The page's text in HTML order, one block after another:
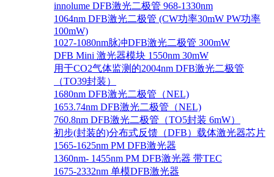
innolume DFB激光二极管 968-1330nm
1064nm DFB激光二极管 (CW功率30mW PW功率
100mW)
1027-1080nm脉冲DFB激光二极管 300mW
DFB Mini 激光器模块 1550nm 30mW
用于CO2气体监测的2004nm DFB激光二极管
（TO39封装）
1680nm DFB激光二极管（NEL)
1653.74nm DFB激光二极管（NEL)
760.8nm DFB激光二极管（TO5封装 6mW）
初步(封装的)分布式反馈（DFB）载体激光器芯片
1565-1625nm PM DFB激光器
1360nm- 1455nm PM DFB激光器 带TEC
1675-2332nm 单模DFB激光器